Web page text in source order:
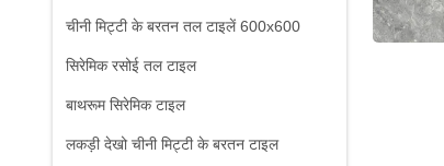
चीनी मिट्टी के बरतन तल टाइलें 600x600
सिरेमिक रसोई तल टाइल
बाथरूम सिरेमिक टाइल
लकड़ी देखो चीनी मिट्टी के बरतन टाइल